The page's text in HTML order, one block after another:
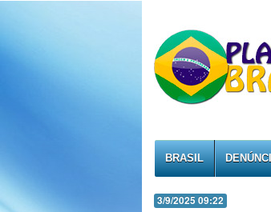
BRASIL
3/9/2025 09:22